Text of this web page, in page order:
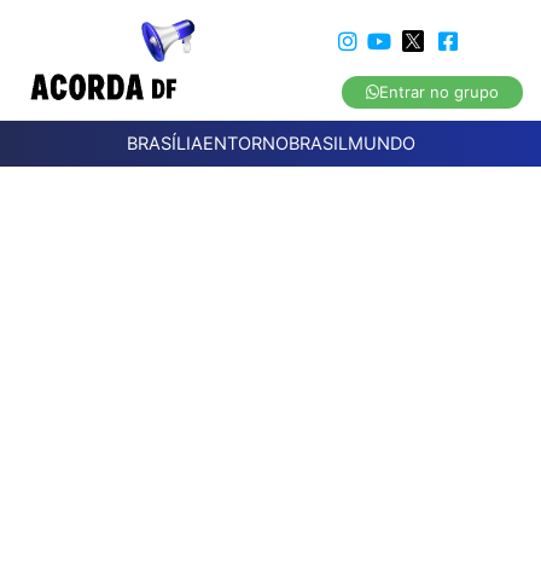
Entrar no grupo
BRASÍLIAENTORNOBRASILMUNDO